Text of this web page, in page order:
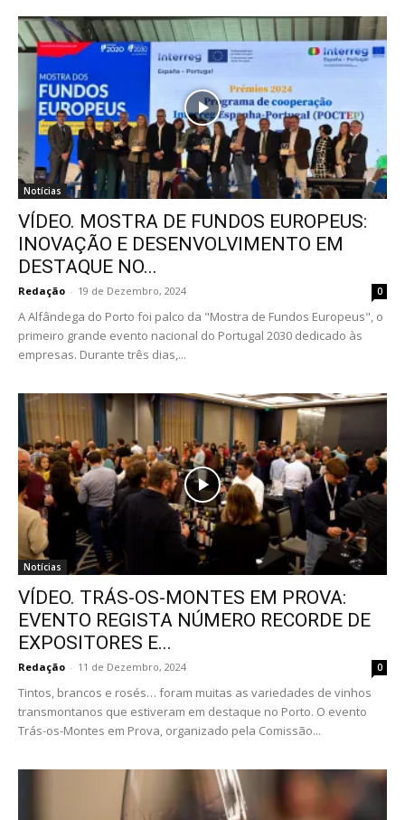
Notícias
VÍDEO. MOSTRA DE FUNDOS EUROPEUS:
INOVAÇÃO E DESENVOLVIMENTO EM
DESTAQUE NO...
Redação - 19 de Dezembro, 2024 0
A Alfândega do Porto foi palco da "Mostra de Fundos Europeus", o
primeiro grande evento nacional do Portugal 2030 dedicado às
empresas. Durante três dias,...
Notícias
VÍDEO. TRÁS-OS-MONTES EM PROVA:
EVENTO REGISTA NÚMERO RECORDE DE
EXPOSITORES E...
Redação - 11 de Dezembro, 2024 0
Tintos, brancos e rosés… foram muitas as variedades de vinhos
transmontanos que estiveram em destaque no Porto. O evento
Trás-os-Montes em Prova, organizado pela Comissão...